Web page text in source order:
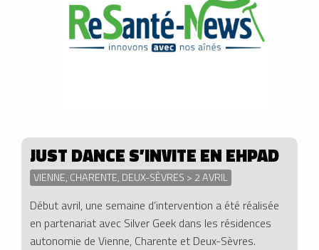
JUST DANCE S’INVITE EN EHPAD
VIENNE, CHARENTE, DEUX-SÈVRES > 2 AVRIL
Début avril, une semaine d’intervention a été réalisée
en partenariat avec Silver Geek dans les résidences
autonomie de Vienne, Charente et Deux-Sèvres.